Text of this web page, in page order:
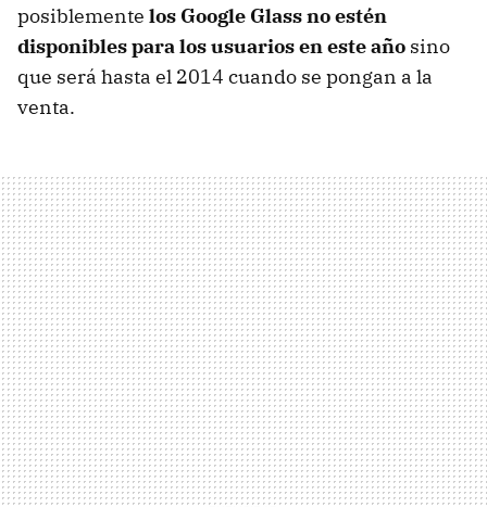
posiblemente los Google Glass no estén
disponibles para los usuarios en este año sino
que será hasta el 2014 cuando se pongan a la
venta.